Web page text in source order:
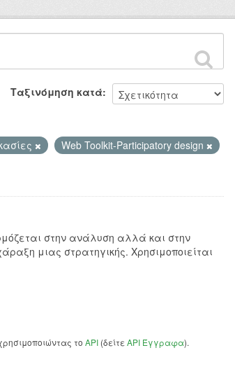
Ταξινόμηση κατά
Web Toolkit-Participatory design
στην ανάλυση αλλά και στην
μιας στρατηγικής. Χρησιμοποιείται
το API (δείτε API Έγγραφα).